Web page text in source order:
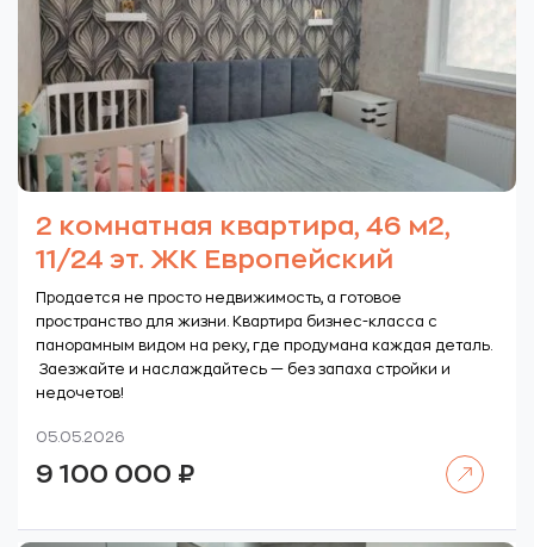
2 комнатная квартира, 46 м2,
11/24 эт. ЖК Европейский
Продается не просто недвижимость, а готовое
пространство для жизни. Квартира бизнес-класса с
панорамным видом на реку, где продумана каждая деталь.
Заезжайте и наслаждайтесь — без запаха стройки и
недочетов!
05.05.2026
9 100 000 ₽